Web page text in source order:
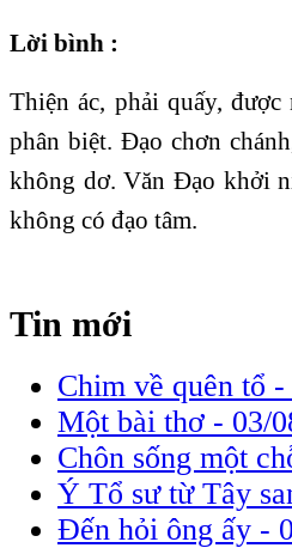
Lời bình :
Thiện ác, phải quấy,
phân biệt. Đạo chơn
không dơ. Văn Đạo khởi
không có đạo tâm.
Tin mới
Chim về quên tổ -
Một bài thơ - 03/
Chôn sống một
Ý Tổ sư từ Tây
Đến hỏi ông ấy -